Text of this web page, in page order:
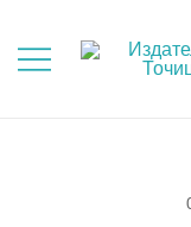
content
Мисли,